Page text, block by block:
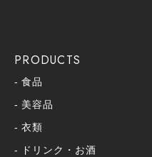
PRODUCTS
食品
美容品
衣類
ドリンク・お酒